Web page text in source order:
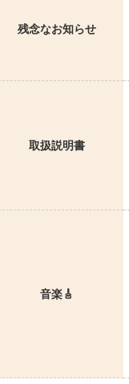
残念なお知らせ
取扱説明書
音楽🎸